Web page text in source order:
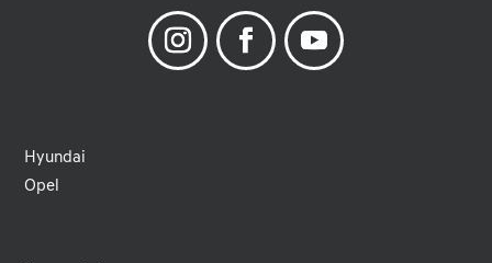
Hyundai
Opel